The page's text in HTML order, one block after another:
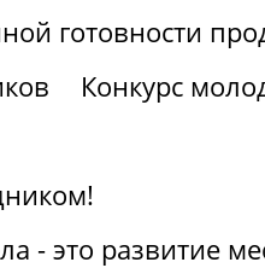
готовности
Конкурс
- это развитие